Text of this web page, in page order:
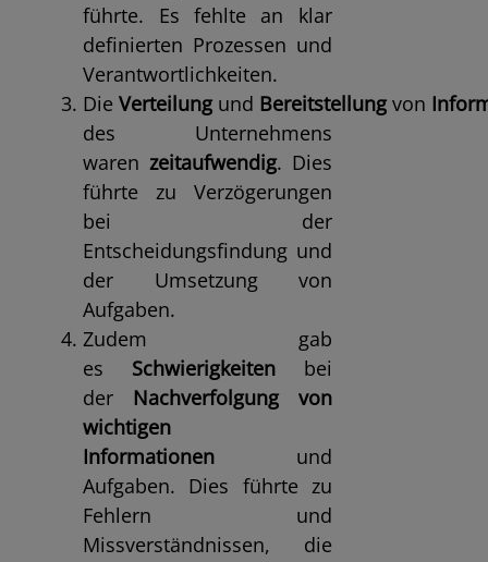
führte. Es fehlte an klar
definierten Prozessen und
Verantwortlichkeiten.
DieVerteilung und Bereitstellungvon
des Unternehmens
warenzeitaufwendig. Dies
führte zu Verzögerungen
bei der
Entscheidungsfindung und
der Umsetzung von
Aufgaben.
Zudem gab
es Schwierigkeiten bei
der Nachverfolgung von
wichtigen
Informationen und
Aufgaben. Dies führte zu
Fehlern und
Missverständnissen, die